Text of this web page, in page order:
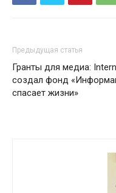
Предыдущая статья
Гранты для медиа:
создал фонд
спасает жизни»